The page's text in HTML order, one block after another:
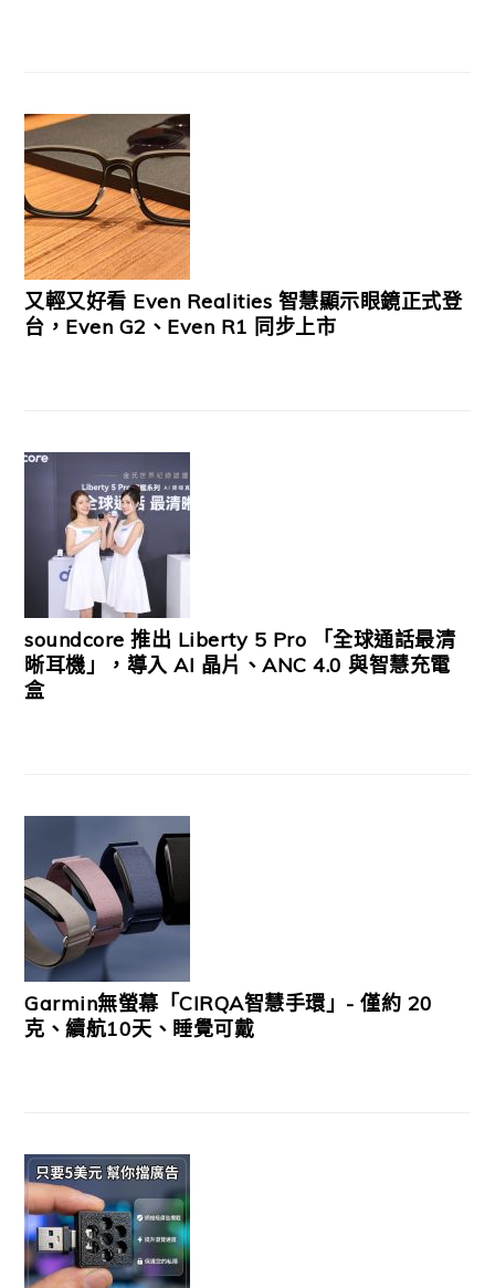
又輕又好看 Even Realities 智慧顯示眼鏡正式登
台，Even G2、Even R1 同步上市
soundcore 推出 Liberty 5 Pro 「全球通話最清
晰耳機」，導入 AI 晶片、ANC 4.0 與智慧充電
盒
Garmin無螢幕「CIRQA智慧手環」- 僅約 20
克、續航10天、睡覺可戴